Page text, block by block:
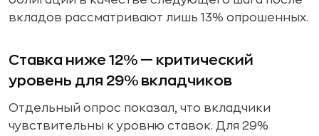
вкладов рассматривают лишь 13% опрошенных.
Ставка ниже 12% — критический
уровень для 29% вкладчиков
Отдельный опрос показал, что вкладчики
чувствительны к уровню ставок. Для 29%